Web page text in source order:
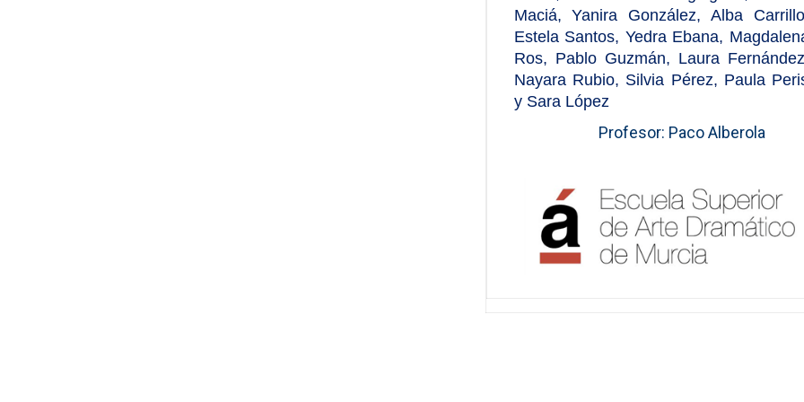
Maciá, Yanira González, Alba
Estela Santos, Yedra Ebana,
Ros, Pablo Guzmán, Laura
Nayara Rubio, Silvia Pérez, Paula
y Sara López
Profesor: Paco Alberola